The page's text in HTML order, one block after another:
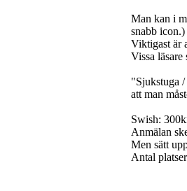
Man kan i
snabb
Viktigast är
Vissa
"Sjukstuga
att man
Swish:
Anmälan
Men sätt
Antal